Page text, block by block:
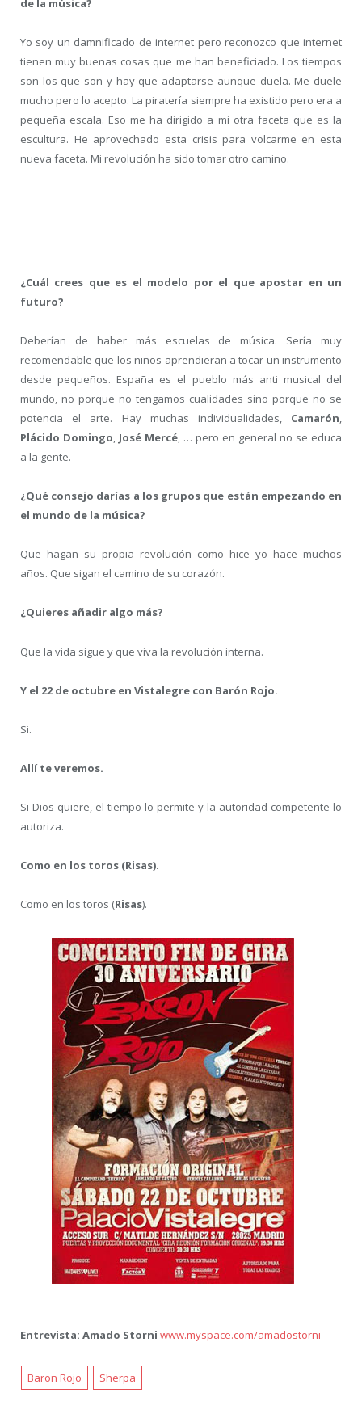
de la música?
Yo soy un damnificado de internet pero reconozco que internet
tienen muy buenas cosas que me han beneficiado. Los tiempos
son los que son y hay que adaptarse aunque duela. Me duele
mucho pero lo acepto. La piratería siempre ha existido pero era a
pequeña escala. Eso me ha dirigido a mi otra faceta que es la
escultura. He aprovechado esta crisis para volcarme en esta
nueva faceta. Mi revolución ha sido tomar otro camino.
¿Cuál crees que es el modelo por el que apostar en un
futuro?
Deberían de haber más escuelas de música. Sería muy
recomendable que los niños aprendieran a tocar un instrumento
desde pequeños. España es el pueblo más anti musical del
mundo, no porque no tengamos cualidades sino porque no se
potencia el arte. Hay muchas individualidades, Camarón,
Plácido Domingo, José Mercé, … pero en general no se educa
a la gente.
¿Qué consejo darías a los grupos que están empezando en
el mundo de la música?
Que hagan su propia revolución como hice yo hace muchos
años. Que sigan el camino de su corazón.
¿Quieres añadir algo más?
Que la vida sigue y que viva la revolución interna.
Y el 22 de octubre en Vistalegre con Barón Rojo.
Si.
Allí te veremos.
Si Dios quiere, el tiempo lo permite y la autoridad competente lo
autoriza.
Como en los toros (Risas).
Como en los toros (Risas).
Entrevista: Amado Storni www.myspace.com/amadostorni
Baron Rojo Sherpa